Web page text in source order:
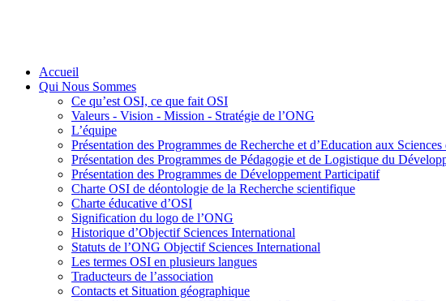
Accueil
Qui Nous Sommes
Ce qu’est OSI, ce que fait OSI
Valeurs - Vision - Mission - Stratégie de l’ONG
L’équipe
Présentation des Programmes de Recherche et d’Education aux
Présentation des Programmes de Pédagogie et de Logistique du
Présentation des Programmes de Développement Participatif
Charte OSI de déontologie de la Recherche scientifique
Charte éducative d’OSI
Signification du logo de l’ONG
Historique d’Objectif Sciences International
Statuts de l’ONG Objectif Sciences International
Les termes OSI en plusieurs langues
Traducteurs de l’association
Contacts et Situation géographique